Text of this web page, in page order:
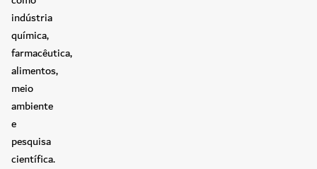
indústria
química,
farmacêutica,
alimentos,
meio
ambiente
e
pesquisa
científica.